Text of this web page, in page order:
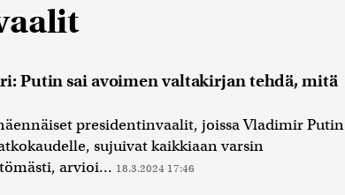
Putin sai avoimen valtakirjan tehdä, mitä
presidentinvaalit, joissa Vladimir Putin
sujuivat kaikkiaan varsin
arvioi... 18.3.2024 17:46